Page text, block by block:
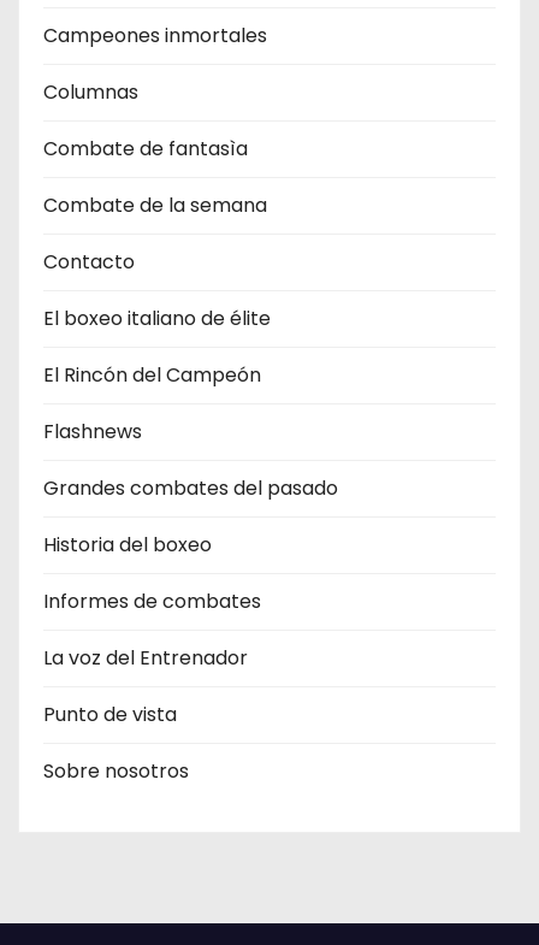
Campeones inmortales
Columnas
Combate de fantasìa
Combate de la semana
Contacto
El boxeo italiano de élite
El Rincón del Campeón
Flashnews
Grandes combates del pasado
Historia del boxeo
Informes de combates
La voz del Entrenador
Punto de vista
Sobre nosotros